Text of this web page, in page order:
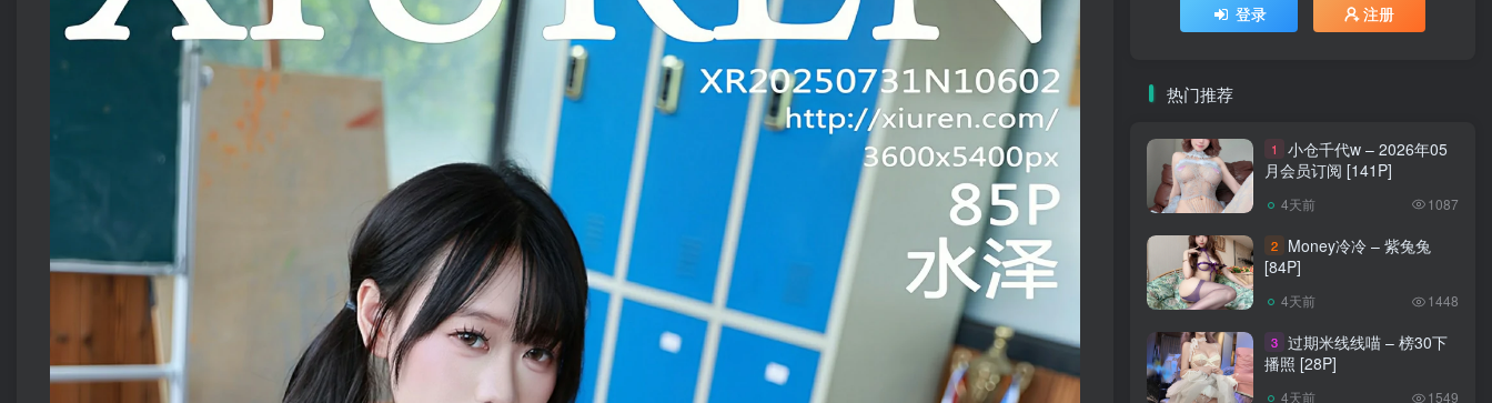
登录 注册
热门推荐
1
小仓千代w – 2026年05
月会员订阅 [141P]
4天前 1087
2
Money冷冷 – 紫兔兔
[84P]
4天前 1448
3 过期米线线喵 – 榜30下
播照 [28P]
4天前 1549